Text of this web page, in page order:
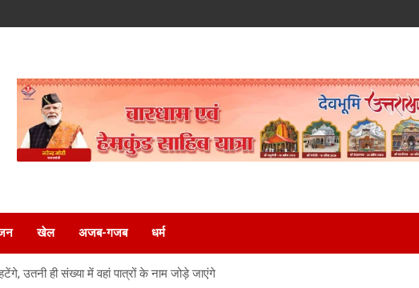
खेल अजब-गजब धर्म
उतनी ही संख्या में वहां पात्रों के नाम जोड़े जाएंगे